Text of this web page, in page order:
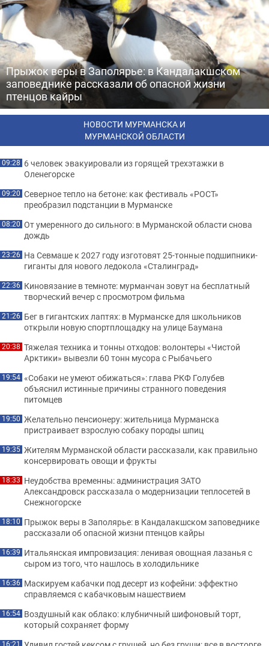
Прыжок веры в Заполярье: в Кандалакшском
заповеднике рассказали об опасной жизни
птенцов кайры
НОВОСТИ МУРМАНСКА И
МУРМАНСКОЙ ОБЛАСТИ
09:28 6 человек эвакуировали из горящей трехэтажки в
Оленегорске
09:20 Северное тепло на бетоне: как фестиваль «РОСТ»
преобразил подстанции в Мурманске
08:20 От умеренного до сильного: в Мурманской области снова
дождь
23:26 На Севмаше к 2027 году изготовят 25-тонные подшипники-
гиганты для нового ледокола «Сталинград»
22:36 Киновязание в темноте: мурманчан зовут на бесплатный
творческий вечер с просмотром фильма
21:26 Бег в гигантских лаптях: в Мурманске для школьников
открыли новую спортплощадку на улице Баумана
20:38 Тяжелая техника и тонны отходов: волонтеры «Чистой
Арктики» вывезли 60 тонн мусора с Рыбачьего
19:54 «Собаки не умеют обижаться»: глава РКФ Голубев
объяснил истинные причины странного поведения
питомцев
19:50 Желательно пенсионеру: жительница Мурманска
пристраивает взрослую собаку породы шпиц
19:35 Жителям Мурманской области рассказали, как правильно
консервировать овощи и фрукты
18:33 Неудобства временны: администрация ЗАТО
Александровск рассказала о модернизации теплосетей в
Снежногорске
18:10 Прыжок веры в Заполярье: в Кандалакшском заповеднике
рассказали об опасной жизни птенцов кайры
16:39 Итальянская импровизация: ленивая овощная лазанья с
сыром из того, что нашлось в холодильнике
16:36 Маскируем кабачки под десерт из кофейни: эффектно
справляемся с кабачковым нашествием
16:54 Воздушный как облако: клубничный шифоновый торт,
который сохраняет форму
16:21